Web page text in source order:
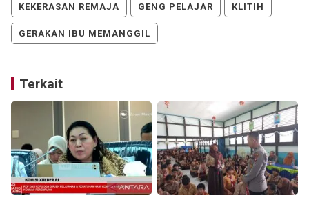
KEKERASAN REMAJA GENG PELAJAR KLITIH
GERAKAN IBU MEMANGGIL
Terkait